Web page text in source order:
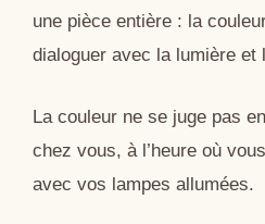
une pièce entière : la
dialoguer avec la lumière et
La couleur ne se juge pas
chez vous, à l’heure où
avec vos lampes allumées.